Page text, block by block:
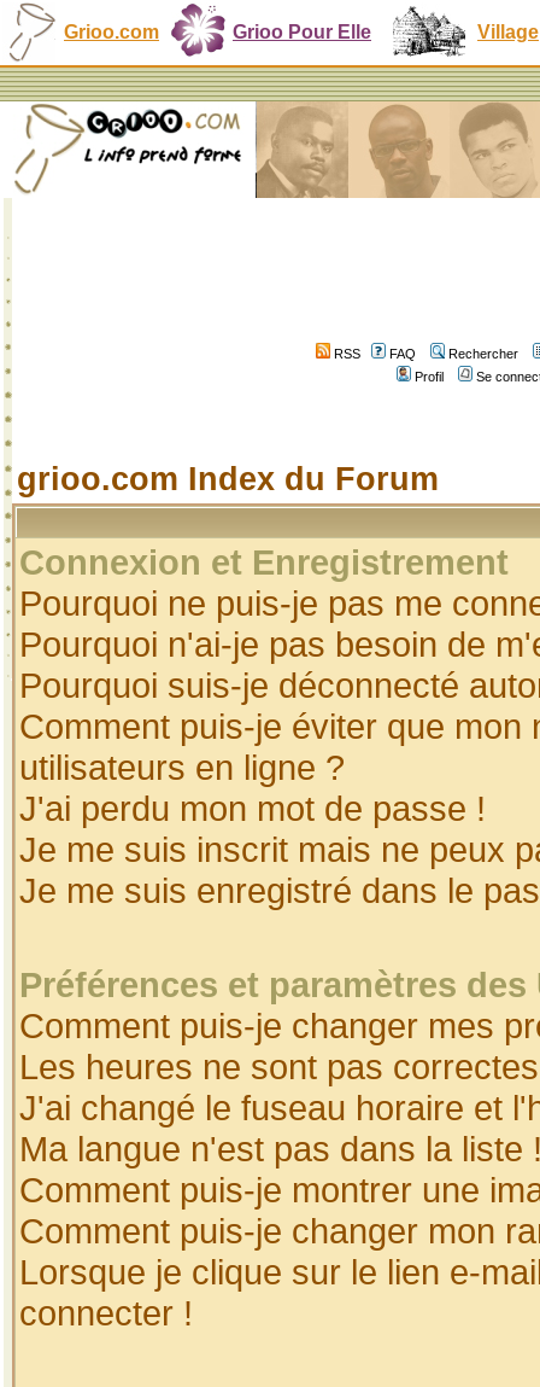
Grioo.com Grioo Pour Elle Village
RSS FAQ
Rechercher
Profil
Se
grioo.com Index du Forum
Connexion et Enregistrement
Pourquoi ne puis-je pas me
Pourquoi n'ai-je pas besoin de
Pourquoi suis-je déconnecté
Comment puis-je éviter que
utilisateurs en ligne ?
J'ai perdu mon mot de passe !
Je me suis inscrit mais ne peux
Je me suis enregistré dans le
Préférences et paramètres
Comment puis-je changer mes
Les heures ne sont pas
J'ai changé le fuseau horaire et
Ma langue n'est pas dans la liste
Comment puis-je montrer une
Comment puis-je changer mon
Lorsque je clique sur le lien e-
connecter !